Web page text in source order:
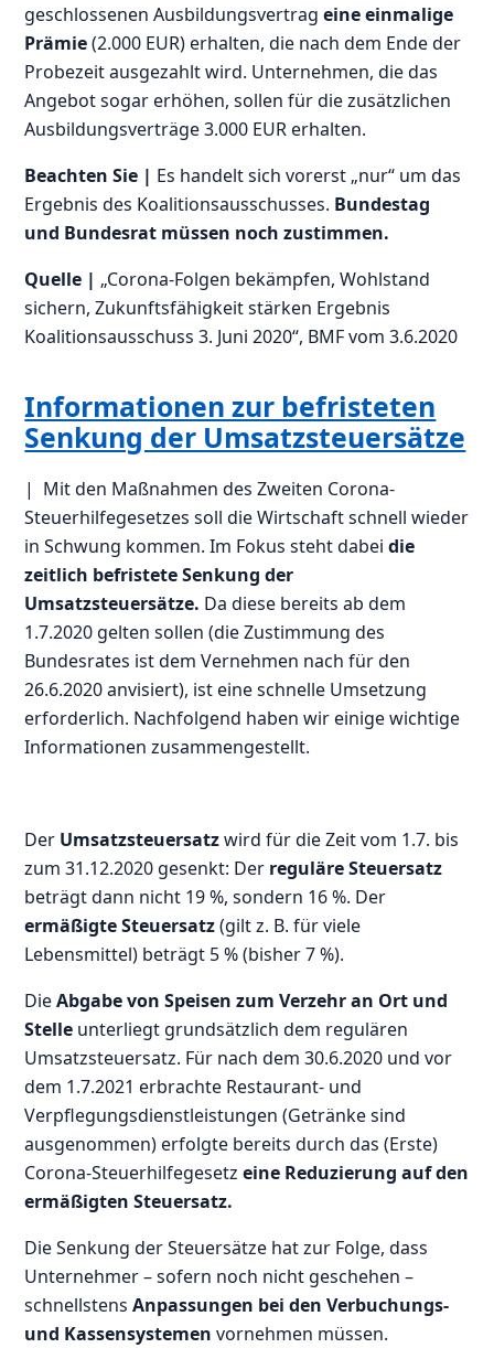
geschlossenen Ausbildungsvertrageine einmalige
Prämie(2.000 EUR) erhalten, die nach dem Ende der
Probezeit ausgezahlt wird. Unternehmen, die das
Angebot sogar erhöhen, sollen für die zusätzlichen
Ausbildungsverträge 3.000 EUR erhalten.
Beachten Sie | Es handelt sich vorerst „nur“ um das
Ergebnis des Koalitionsausschusses. Bundestag
und Bundesrat müssen noch zustimmen.
Quelle | „Corona-Folgen bekämpfen, Wohlstand
sichern, Zukunftsfähigkeit stärken Ergebnis
Koalitionsausschuss 3. Juni 2020“, BMF vom 3.6.2020
Informationen zur befristeten
Senkung der Umsatzsteuersätze
| Mit den Maßnahmen des Zweiten Corona-
Steuerhilfegesetzes soll die Wirtschaft schnell wieder
in Schwung kommen. Im Fokus steht dabeidie
zeitlich befristete Senkung der
Umsatzsteuersätze. Da diese bereits ab dem
1.7.2020 gelten sollen (die Zustimmung des
Bundesrates ist dem Vernehmen nach für den
26.6.2020 anvisiert), ist eine schnelle Umsetzung
erforderlich. Nachfolgend haben wir einige wichtige
Informationen zusammengestellt.
Der Umsatzsteuersatzwird für die Zeit vom 1.7. bis
zum 31.12.2020 gesenkt: Der reguläre Steuersatz
beträgt dann nicht 19 %, sondern 16 %. Der
ermäßigte Steuersatz(gilt z. B. für viele
Lebensmittel) beträgt 5 % (bisher 7 %).
DieAbgabe von Speisen zum Verzehr an Ort und
Stelle unterliegt grundsätzlich dem regulären
Umsatzsteuersatz. Für nach dem 30.6.2020 und vor
dem 1.7.2021 erbrachte Restaurant- und
Verpflegungsdienstleistungen (Getränke sind
ausgenommen) erfolgte bereits durch das (Erste)
Corona-Steuerhilfegesetzeine Reduzierung auf den
ermäßigten Steuersatz.
Die Senkung der Steuersätze hat zur Folge, dass
Unternehmer – sofern noch nicht geschehen –
schnellstensAnpassungen bei den Verbuchungs-
und Kassensystemenvornehmen müssen.